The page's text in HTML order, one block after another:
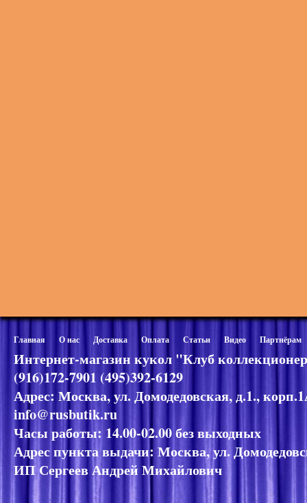
Главная О нас Доставка Оплата Статьи Видео Партнёрам
Интернет-магазин кукол "Клуб
(916)172-7901 (495)392-6129
Адрес: Москва, ул. Домодедовская, д.1.,
info@rusbutik.ru
Часы работы: 14.00-02.00 без выходных
Адрес пункта выдачи: Москва, ул.
ИП Сергеев Андрей Михайлович